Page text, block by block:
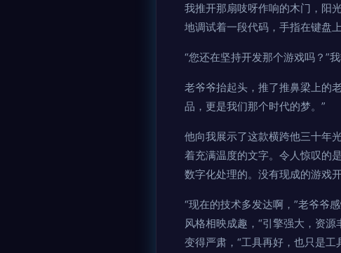
我推开那扇吱呀作响的木门，阳
地调试着一段代码，手指在键盘
“您还在坚持开发那个游戏吗？”
老爷爷抬起头，推了推鼻梁上的
品，更是我们那个时代的梦。”
他向我展示了这款横跨他三十年
着充满温度的文字。令人惊叹的
数字化处理的。没有现成的游戏
“现在的技术多发达啊，”老爷爷
风格相映成趣，“引擎强大，资
变得严肃，“工具再好，也只是